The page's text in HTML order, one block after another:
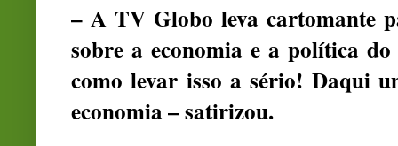
– A TV Globo leva cartomante
sobre a economia e a política
como levar isso a sério! Daqui
economia – satirizou.